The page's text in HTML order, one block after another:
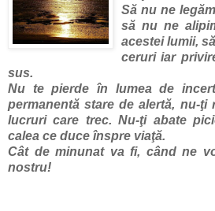
Să nu ne
să nu ne
acestei lumii,
ceruri iar
sus.
Nu te pierde în lumea de
permanentă stare de alertă, nu-ţi
lucruri care trec. Nu-ţi abate
calea ce duce înspre viaţă.
Cât de minunat va fi, când ne
nostru!